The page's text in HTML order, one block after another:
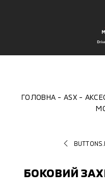
ГОЛОВНА ASX
БОКОВИЙ